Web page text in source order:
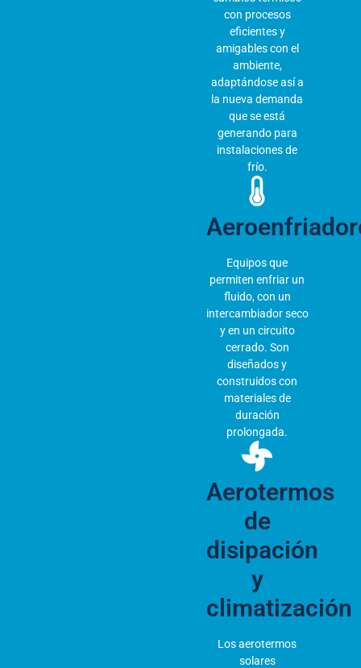
con procesos
eficientes y
amigables con el
ambiente,
adaptándose así a
la nueva demanda
que se está
generando para
instalaciones de
frío.
Equipos que
permiten enfriar un
fluido, con un
intercambiador seco
y en un circuito
cerrado. Son
diseñados y
construidos con
materiales de
duración
prolongada.
Aerotermos
de
disipación
y
climatización
Los aerotermos
solares